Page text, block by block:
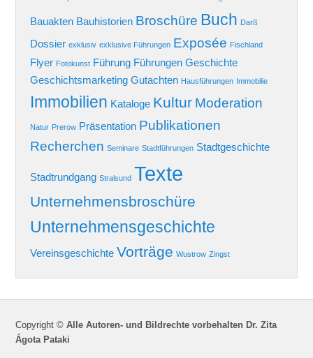
Bauakten Bauhistorien Broschüre Buch Darß
Dossier exklusiv exklusive Führungen Exposée Fischland
Flyer Fotokunst Führung Führungen Geschichte
Geschichtsmarketing Gutachten Hausführungen Immobilie
Immobilien Kataloge Kultur Moderation
Natur Prerow Präsentation Publikationen
Recherchen Seminare Stadtführungen Stadtgeschichte
Stadtrundgang Stralsund Texte
Unternehmensbroschüre
Unternehmensgeschichte
Vereinsgeschichte Vorträge Wustrow Zingst
Copyright ©Alle Autoren- und Bildrechte vorbehalten Dr. Zita
Ágota Pataki